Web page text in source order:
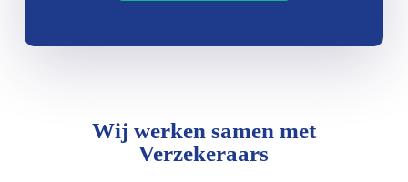
Wij werken samen met
Verzekeraars